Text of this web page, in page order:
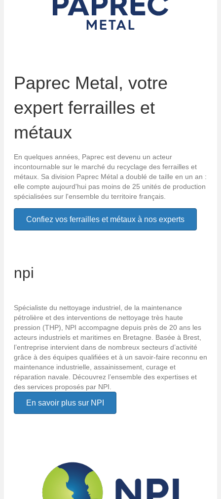
Paprec Metal, votre
expert ferrailles et
métaux
En quelques années, Paprec est devenu un acteur
incontournable sur le marché du recyclage des ferrailles et
métaux. Sa division Paprec Métal a doublé de taille en un an :
elle compte aujourd'hui pas moins de 25 unités de production
spécialisées sur l'ensemble du territoire français.
Confiez vos ferrailles et métaux à nos experts
npi
Spécialiste du nettoyage industriel, de la maintenance
pétrolière et des interventions de nettoyage très haute
pression (THP), NPI accompagne depuis près de 20 ans les
acteurs industriels et maritimes en Bretagne. Basée à Brest,
l’entreprise intervient dans de nombreux secteurs d’activité
grâce à des équipes qualifiées et à un savoir-faire reconnu en
maintenance industrielle, assainissement, curage et
réparation navale. Découvrez l’ensemble des expertises et
des services proposés par NPI.
En savoir plus sur NPI